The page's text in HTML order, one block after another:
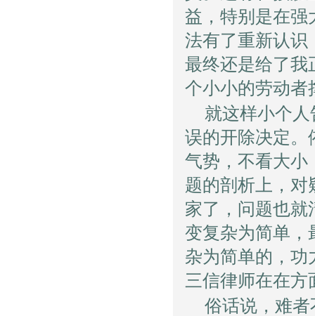
益，特别是在强
法有了重新认识
最终还是给了我
个小小的劳动者
就这样小个
误的开除决定。
气势，不看大小
题的剖析上，对
家了，问题也就
变复杂为简单，
杂为简单的，功
三信律师在在
俗话说，难